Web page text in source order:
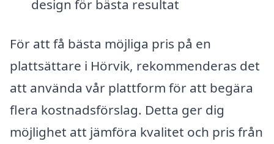
design för bästa resultat
För att få bästa möjliga pris på en
plattsättare i Hörvik, rekommenderas det
att använda vår plattform för att begära
flera kostnadsförslag. Detta ger dig
möjlighet att jämföra kvalitet och pris från